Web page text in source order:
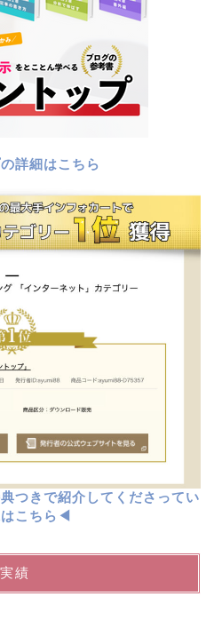
詳細はこちら
つきで紹介してくださってい
こちら◀︎
実績